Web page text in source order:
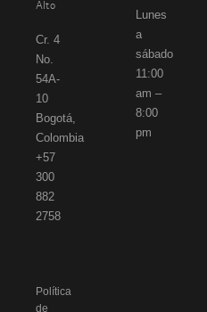
Alto
Cr. 4
No.
54A-
10
Bogotá,
Colombia
+57
300
882
2758
Lunes
a
sábado
11:00
am –
8:00
pm
Política
de